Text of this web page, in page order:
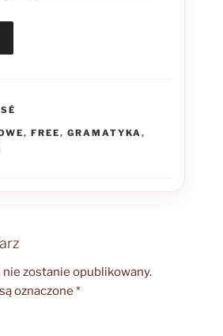
,FREE,GRAMATYKA,
zostanie opublikowany.
oznaczone *